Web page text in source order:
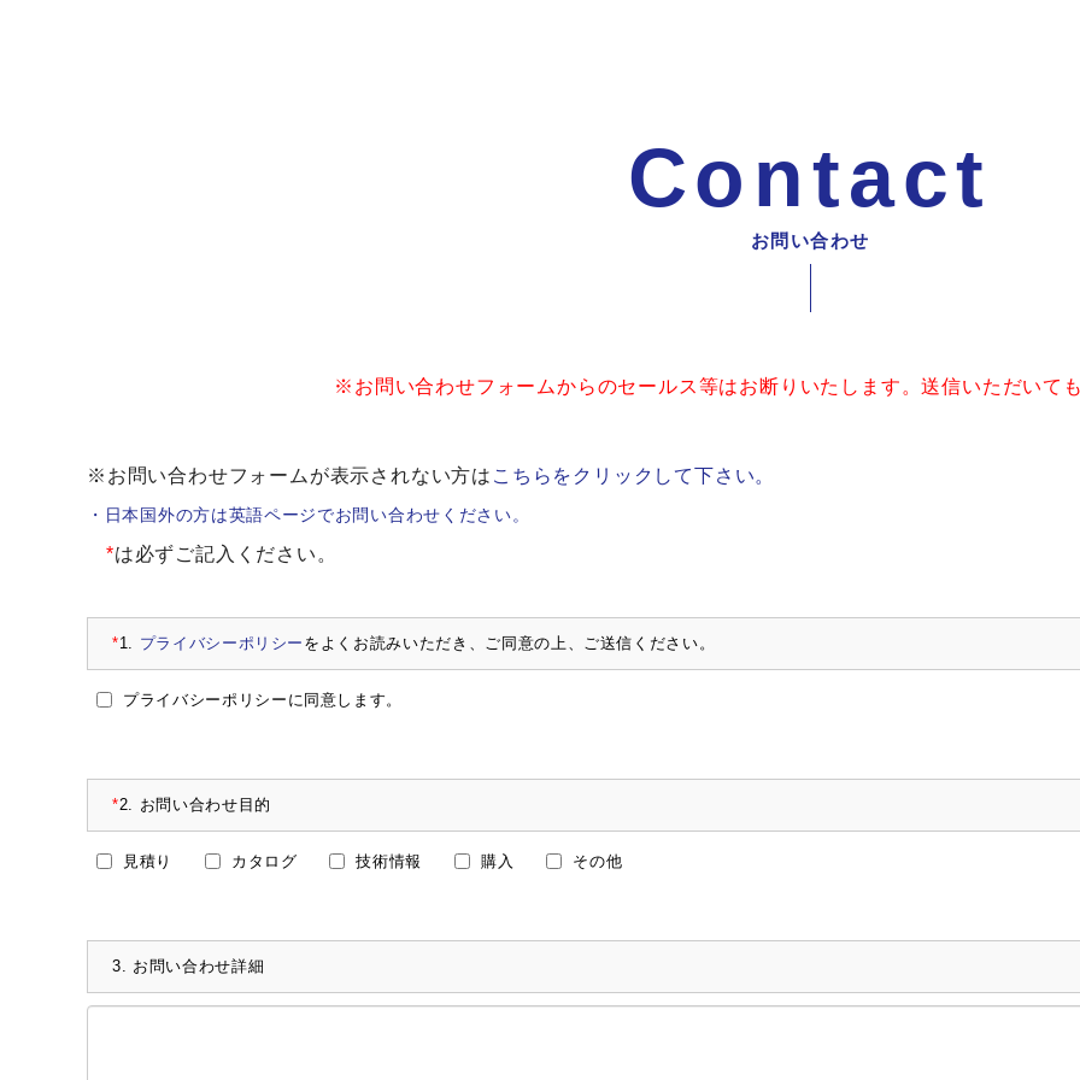
Contact
お問い合わせ
※お問い合わせフォームからのセールス等はお断りいたします。送信いただいて
※お問い合わせフォームが表示されない方は こちらをクリックして下さい。
・日本国外の方は英語ページでお問い合わせください。
*は必ずご記入ください。
*1. プライバシーポリシー をよくお読みいただき、ご同意の上、ご送信ください。
プライバシーポリシーに同意します。
*2. お問い合わせ目的
見積り カタログ 技術情報 購入 その他
3. お問い合わせ詳細